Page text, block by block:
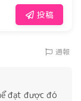
投稿
通報
đạt được đó